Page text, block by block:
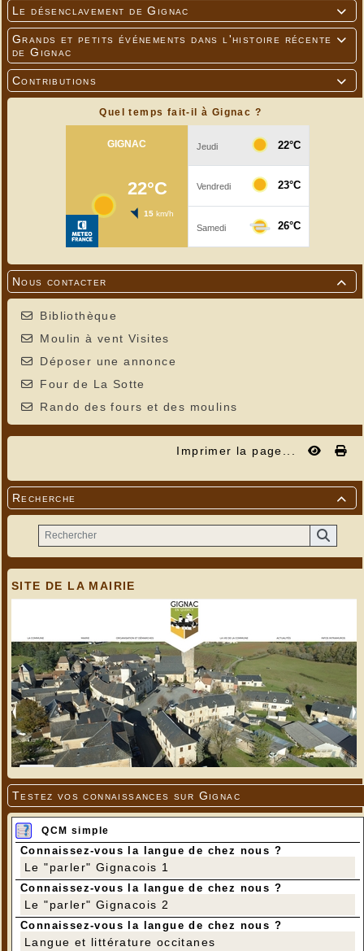

Le désenclavement de Gignac

Grands et petits événements dans l'histoire récente
de Gignac

Contributions
Quel temps fait-il à Gignac ?

Nous contacter
Bibliothèque
Moulin à vent Visites
Déposer une annonce
Four de La Sotte
Rando des fours et des moulins
Imprimer la page...

Recherche
SITE DE LA MAIRIE
Testez vos connaissances sur Gignac
QCM simple
Connaissez-vous la langue de chez nous ?
Le "parler" Gignacois 1
Connaissez-vous la langue de chez nous ?
Le "parler" Gignacois 2
Connaissez-vous la langue de chez nous ?
Langue et littérature occitanes